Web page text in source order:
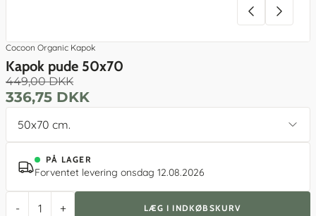
Cocoon Organic Kapok
Kapok pude 50x70
449,00 DKK
336,75 DKK
50x70 cm.
PÅ LAGER
Forventet levering onsdag 12.08.2026
- + LÆG I INDKØBSKURV